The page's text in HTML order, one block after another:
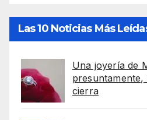
Las 10 Noticias Más
Una joyería de
cierra